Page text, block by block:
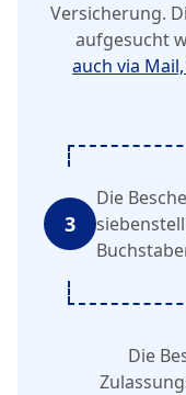
Versicherung.
aufgesucht
auch via
3
Die
Die